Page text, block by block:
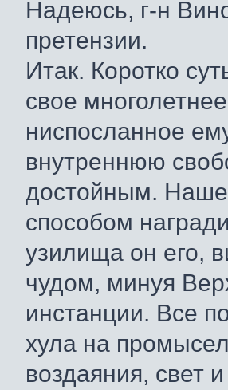
Надеюсь, г-н
претензии.
Итак. Коротко
свое
ниспосланное
внутреннюю
достойным.
способом
узилища он его,
чудом, минуя
инстанции. Все
хула на
воздаяния, свет